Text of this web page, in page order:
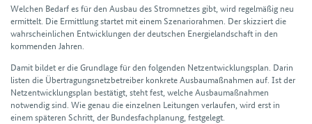
Welchen Bedarf es für den Ausbau des Strom­netzes gibt, wird regel­mäßig neu
ermittelt. Die Ermittlung startet mit einem Szenario­rahmen. Der skizziert die
wahr­scheinlichen Entwicklungen der deutschen Energie­landschaft in den
kommenden Jahren.
Damit bildet er die Grund­lage für den folgenden Netz­entwicklungs­plan. Darin
listen die Übertragungs­netz­betreiber konkrete Ausbaum­aßnahmen auf. Ist der
Netz­entwicklungs­plan bestätigt, steht fest, welche Ausbau­maßnahmen
notwendig sind. Wie genau die einzelnen Leitungen verlaufen, wird erst in
einem späteren Schritt, der Bundes­fachplanung, festgelegt.